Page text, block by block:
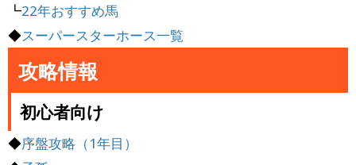
┗22年おすすめ馬
◆スーパースターホース一覧
攻略情報
初心者向け
◆序盤攻略（1年目）